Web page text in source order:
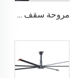
مروحة سقف صناعية كبيرة بطول 24 قدمًا (7.3 متر) لتوفير تهوية كبيرة في مستودعات الألبان